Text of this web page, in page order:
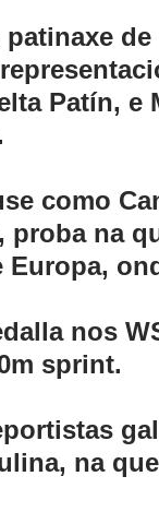
Patín, e
como
proba na
nos
sprint.
na